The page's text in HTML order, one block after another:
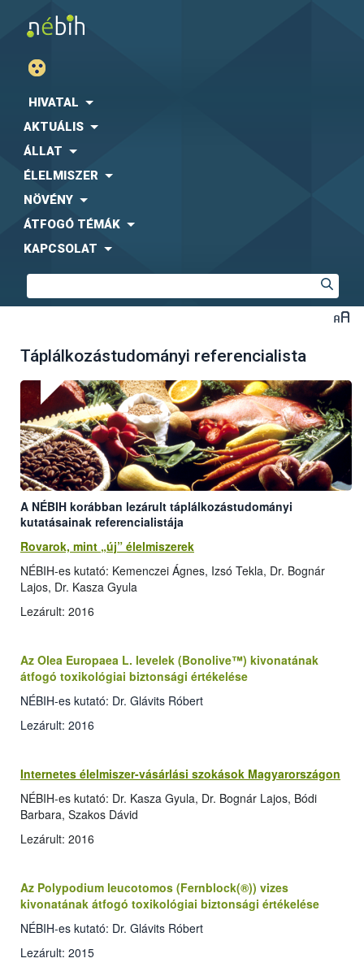
HIVATAL
AKTUÁLIS
ÁLLAT
ÉLELMISZER
NÖVÉNY
ÁTFOGÓ TÉMÁK
KAPCSOLAT
Táplálkozástudományi referencialista
A NÉBIH korábban lezárult táplálkozástudományi
kutatásainak referencialistája
Rovarok, mint „új” élelmiszerek
NÉBIH-es kutató: Kemenczei Ágnes, Izsó Tekla, Dr. Bognár
Lajos, Dr. Kasza Gyula
Lezárult: 2016
Az Olea Europaea L. levelek (Bonolive™) kivonatának
átfogó toxikológiai biztonsági értékelése
NÉBIH-es kutató: Dr. Glávits Róbert
Lezárult: 2016
Internetes élelmiszer-vásárlási szokások Magyarországon
NÉBIH-es kutató: Dr. Kasza Gyula, Dr. Bognár Lajos, Bódi
Barbara, Szakos Dávid
Lezárult: 2016
Az Polypodium leucotomos (Fernblock(®)) vizes
kivonatának átfogó toxikológiai biztonsági értékelése
NÉBIH-es kutató: Dr. Glávits Róbert
Lezárult: 2015